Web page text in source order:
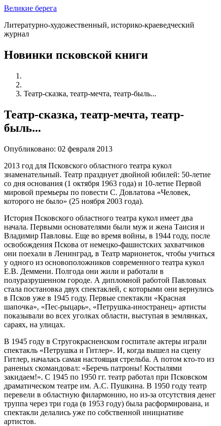
Великие берега
Литературно-художественный, историко-краеведческий
журнал
Новинки псковской книги
Театр-сказка, театр-мечта, театр-быль...
Театр-сказка, театр-мечта, театр-
быль...
Опубликовано: 02 февраля 2013
2013 год для Псковского областного театра кукол
знаменательный. Театр празднует двойной юбилей: 50-летие
со дня основания (1 октября 1963 года) и 10-летие Первой
мировой премьеры по повести С. Довлатова «Человек,
которого не было» (25 ноября 2003 года).
История Псковского областного театра кукол имеет два
начала. Первыми основателями были муж и жена Таисия и
Владимир Павловы. Еще во время войны, в 1944 году, после
освобождения Пскова от немецко-фашистских захватчи­ков
они поехали в Ленинград, в Театр марионеток, чтобы учить­ся
у одного из основоположников современного театра кукол
Е.В. Деммени. Полгода они жили и работали в
полуразрушенном городе. А дипломной работой Павловых
стала постановка двух спектаклей, с которыми они вер­нулись
в Псков уже в 1945 году. Первые спектакли «Красная
шапочка», «Пес-рыцарь», «Петрушка-иностранец» артисты
показывали во всех уголках области, выступая в землянках,
сараях, на улицах.
В 1945 году в Стругокрасненском госпитале актеры играли
спектакль «Петрушка и Гитлер». И, когда вышел на сцену
Гитлер, началась самая настоящая стрельба. А потом кто-то из
раненых скомандовал: «Беречь патроны! Костылями
закидаем!». С 1945 по 1950 гг. театр работал при Псковском
драматическом театре им. А.С. Пушкина. В 1950 году театр
перевели в областную филармонию, но из-за отсутствия денег
труппа через три года (в 1953 году) была расформирована, и
спектакли делались уже по собственной инициативе
артистов.